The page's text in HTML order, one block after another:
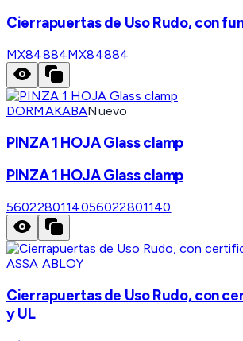
Cierrapuertas de Uso Rudo, con
MX84884MX84884
DORMAKABANuevo
PINZA 1 HOJA Glass clamp
PINZA 1 HOJA Glass clamp
5602280114056022801140
ASSA ABLOY
Cierrapuertas de Uso Rudo, con
y UL